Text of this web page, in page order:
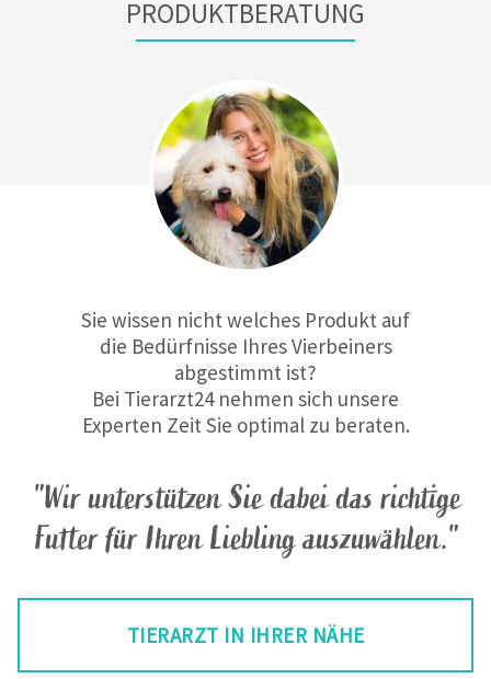
PRODUKTBERATUNG
"Wir unterstützen Sie dabei das richtige
Futter für Ihren Liebling auszuwählen."
Sie wissen nicht welches Produkt auf
die Bedürfnisse Ihres Vierbeiners
abgestimmt ist?
Bei Tierarzt24 nehmen sich unsere
Experten Zeit Sie optimal zu beraten.
TIERARZT IN IHRER NÄHE